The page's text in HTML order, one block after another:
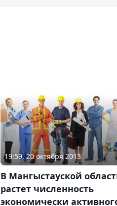
19:59, 20 октября 2013
В Мангыстауской
растет численность
экономически